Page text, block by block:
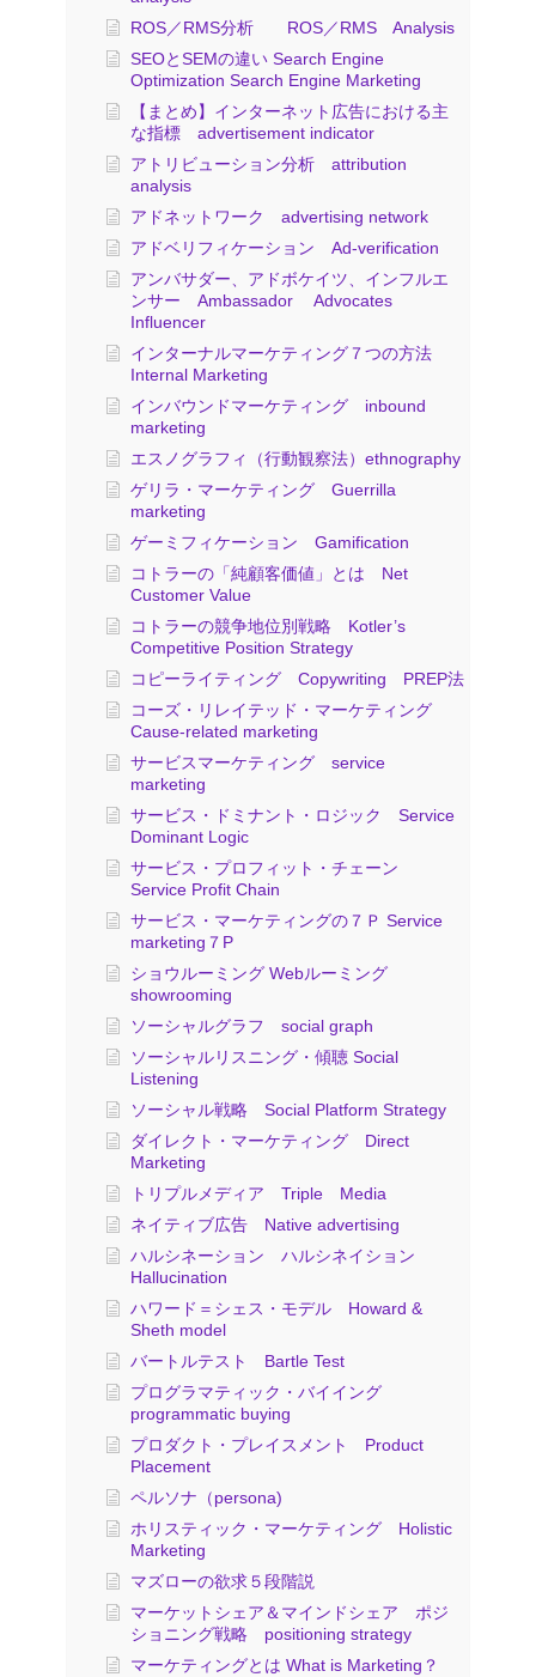
ROS／RMS分析 ROS／RMS Analysis
SEOとSEMの違い Search Engine
Optimization Search Engine Marketing
【まとめ】インターネット広告における主
な指標 advertisement indicator
アトリビューション分析 attribution
analysis
アドネットワーク advertising network
アドベリフィケーション Ad-verification
アンバサダー、アドボケイツ、インフルエ
ンサー Ambassador Advocates
Influencer
インターナルマーケティング７つの方法
Internal Marketing
インバウンドマーケティング inbound
marketing
エスノグラフィ（行動観察法）ethnography
ゲリラ・マーケティング Guerrilla
marketing
ゲーミフィケーション Gamification
コトラーの「純顧客価値」とは Net
Customer Value
コトラーの競争地位別戦略 Kotler’s
Competitive Position Strategy
コピーライティング Copywriting PREP法
コーズ・リレイテッド・マーケティング
Cause-related marketing
サービスマーケティング service
marketing
サービス・ドミナント・ロジック Service
Dominant Logic
サービス・プロフィット・チェーン
Service Profit Chain
サービス・マーケティングの７Ｐ Service
marketing７P
ショウルーミング Webルーミング
showrooming
ソーシャルグラフ social graph
ソーシャルリスニング・傾聴 Social
Listening
ソーシャル戦略 Social Platform Strategy
ダイレクト・マーケティング Direct
Marketing
トリプルメディア Triple Media
ネイティブ広告 Native advertising
ハルシネーション ハルシネイション
Hallucination
ハワード＝シェス・モデル Howard &
Sheth model
バートルテスト Bartle Test
プログラマティック・バイイング
programmatic buying
プロダクト・プレイスメント Product
Placement
ペルソナ（persona)
ホリスティック・マーケティング Holistic
Marketing
マズローの欲求５段階説
マーケットシェア＆マインドシェア ポジ
ショニング戦略 positioning strategy
マーケティングとは What is Marketing？